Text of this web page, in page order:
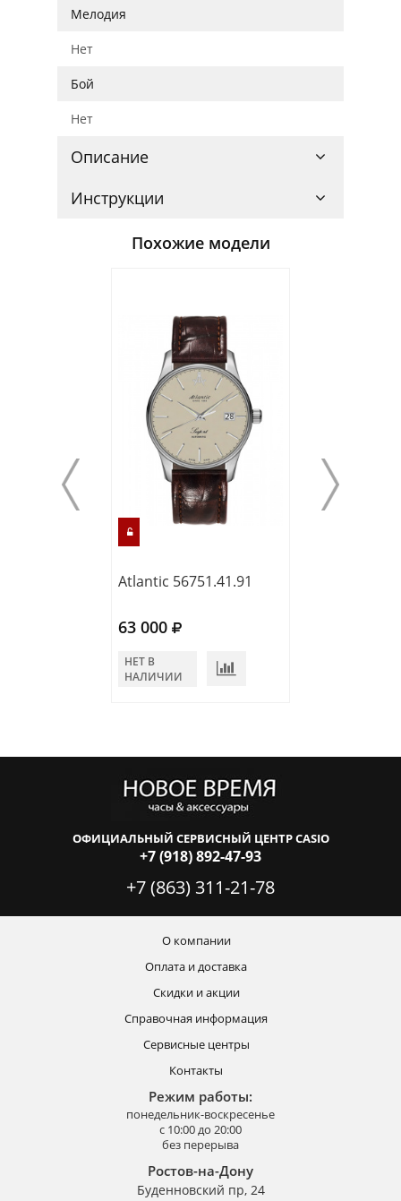
Мелодия
Нет
Бой
Нет
Описание
Инструкции
Похожие модели
Atlantic 56751.41.91
63 000
НЕТ В
НАЛИЧИИ
ОФИЦИАЛЬНЫЙ СЕРВИСНЫЙ ЦЕНТР CASIO
+7 (918) 892-47-93
+7 (863) 311-21-78
О компании
Оплата и доставка
Скидки и акции
Справочная информация
Сервисные центры
Контакты
Режим работы:
понедельник-воскресенье
с 10:00 до 20:00
без перерыва
Ростов-на-Дону
Буденновский пр, 24